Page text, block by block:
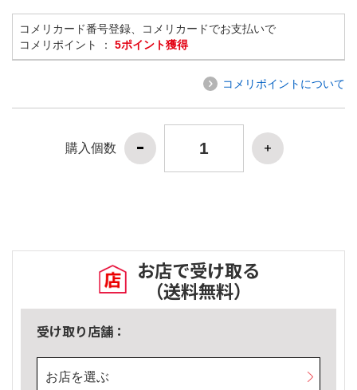
コメリカード番号登録、コメリカードでお支払いで
コメリポイント ： 5ポイント獲得
コメリポイントについて
購入個数
お店で受け取る
（送料無料）
受け取り店舗：
お店を選ぶ